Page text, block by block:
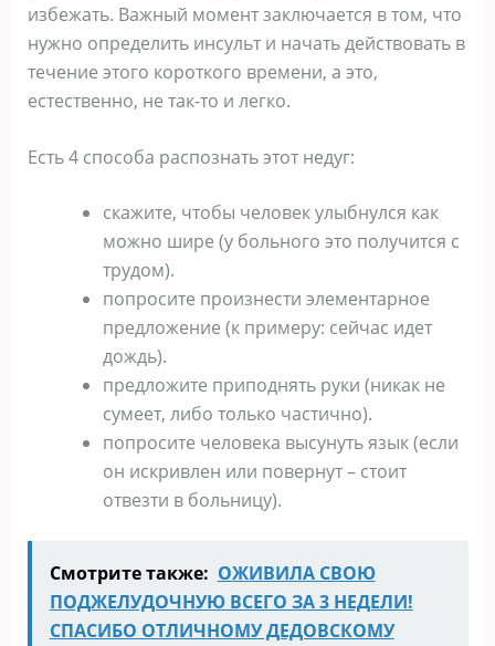
избежать. Важный момент заключается в том, что
нужно определить инсульт и начать действовать в
течение этого короткого времени, а это,
естественно, не так-то и легко.
Есть 4 способа распознать этот недуг:
скажите, чтобы человек улыбнулся как
можно шире (у больного это получится с
трудом).
попросите произнести элементарное
предложение (к примеру: сейчас идет
дождь).
предложите приподнять руки (никак не
сумеет, либо только частично).
попросите человека высунуть язык (если
он искривлен или повернут – стоит
отвезти в больницу).
Смотрите также: ОЖИВИЛА СВОЮ
ПОДЖЕЛУДОЧНУЮ ВСЕГО ЗА 3 НЕДЕЛИ!
СПАСИБО ОТЛИЧНОМУ ДЕДОВСКОМУ